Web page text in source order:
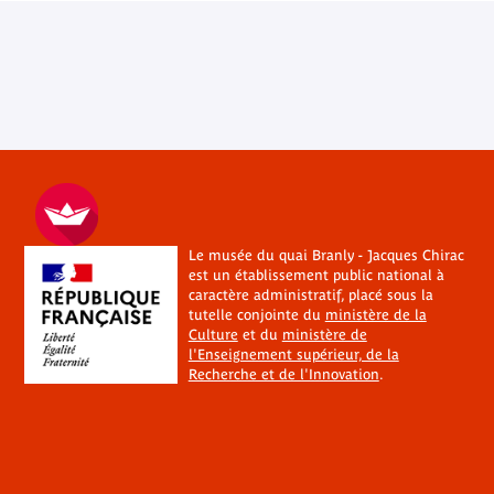
Le musée du quai Branly - Jacques Chirac
est un établissement public national à
caractère administratif, placé sous la
tutelle conjointe du ministère de la
Cultureet du ministère de
l'Enseignement supérieur, de la
Recherche et de l'Innovation.